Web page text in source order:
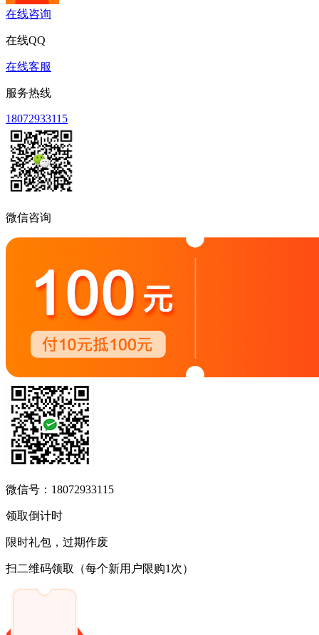
在线咨询
在线QQ
在线客服
服务热线
18072933115
微信咨询
微信号：18072933115
领取倒计时
限时礼包，过期作废
扫二维码领取 （每个新用户限购1次）